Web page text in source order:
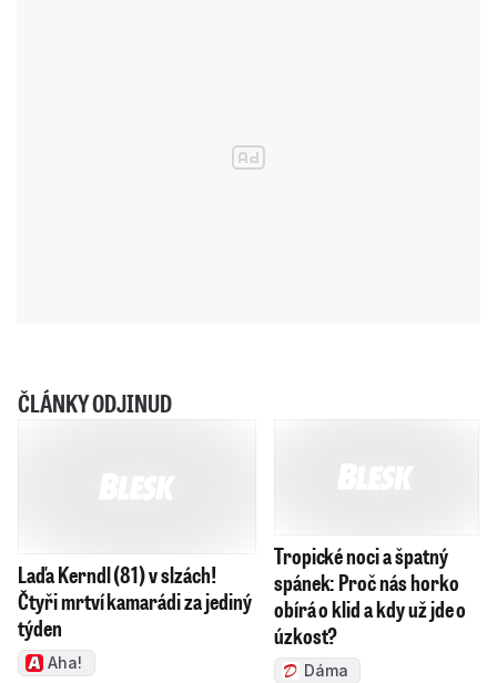
ČLÁNKY ODJINUD
Laďa Kerndl (81) v slzách!
Čtyři mrtví kamarádi za jediný
týden
Aha!
Tropické noci a špatný
spánek: Proč nás horko
obírá o klid a kdy už jde o
úzkost?
Dáma